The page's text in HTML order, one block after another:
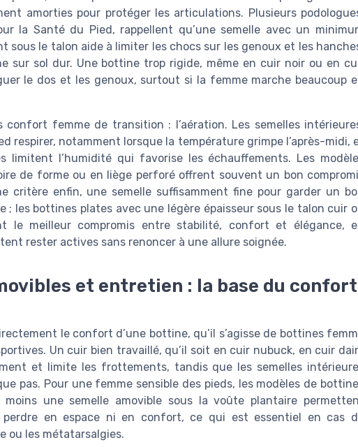
amorties pour protéger les articulations. Plusieurs
la Santé du Pied, rappellent qu’une semelle avec un
sous le talon aide à limiter les chocs sur les genoux et les
sur sol dur. Une bottine trop rigide, même en cuir noir ou en
le dos et les genoux, surtout si la femme marche beaucoup
femme de transition : l’aération. Les semelles
respirer, notamment lorsque la température grimpe l’après-midi,
limitent l’humidité qui favorise les échauffements. Les
de forme ou en liège perforé offrent souvent un bon
critère enfin, une semelle suffisamment fine pour garder un
; les bottines plates avec une légère épaisseur sous le talon cuir
le meilleur compromis entre stabilité, confort et élégance,
rester actives sans renoncer à une allure soignée.
et entretien : la base du confort
le confort d’une bottine, qu’il s’agisse de bottines
Un cuir bien travaillé, qu’il soit en cuir nubuck, en cuir
et limite les frottements, tandis que les semelles
pas. Pour une femme sensible des pieds, les modèles de
une semelle amovible sous la voûte plantaire
perdre en espace ni en confort, ce qui est essentiel en cas
ou les métatarsalgies.